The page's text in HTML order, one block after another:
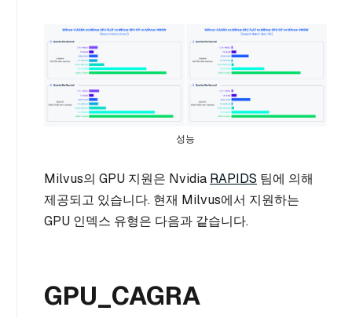
성능
Milvus의 GPU 지원은 Nvidia RAPIDS 팀에 의해
제공되고 있습니다. 현재 Milvus에서 지원하는
GPU 인덱스 유형은 다음과 같습니다.
GPU_CAGRA